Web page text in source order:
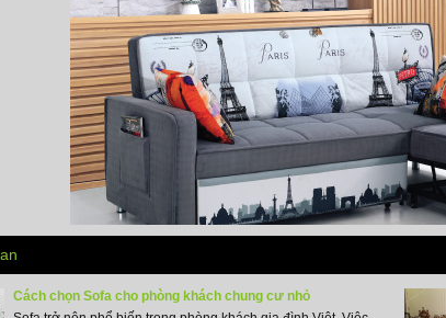
Cách chọn Sofa cho phòng khách chung cư nhỏ